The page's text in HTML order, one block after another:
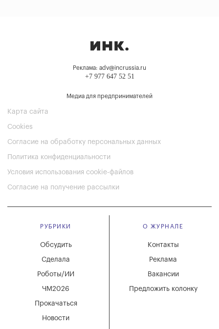
Реклама: adv@incrussia.ru
+7 977 647 52 51
Медиа для предпринимателей
Карта сайта
Cookies
Согласие на обработку персональных данных
Политика конфиденциальности
Условия использования cookie-файлов
Согласие на получение рассылки
РУБРИКИ
Новости
Обсудить
Сделала
Роботы/ИИ
ЧМ2026
Прокачаться
О ЖУРНАЛЕ
Вакансии
Реклама
Контакты
Предложить колонку